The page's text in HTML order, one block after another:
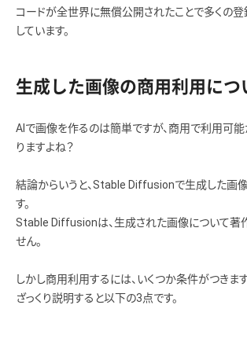
コードが全世界に無償公開されたことで多くの
しています。
生成した画像の商用利用につ
AIで画像を作るのは簡単ですが、商用で利用可
りますよね？
結論からいうと、Stable Diffusionで生成した画
す。
Stable Diffusionは、生成された画像について著
せん。
しかし商用利用するには、いくつか条件がつきます
ざっくり説明すると以下の3点です。